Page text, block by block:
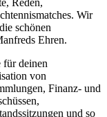
Wir
schönen
Ehren.
für deinen
von
Finanz- und
und so